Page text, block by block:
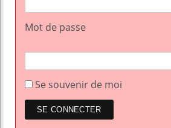
Mot de passe
Se souvenir de moi